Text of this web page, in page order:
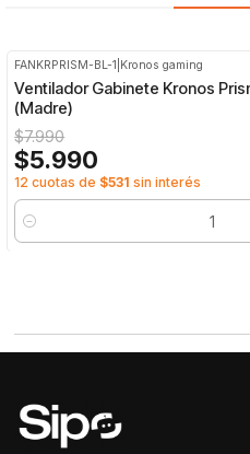
FANKRPRISM-BL-1 Kronos gaming
Ventilador Gabinete Kronos
(Madre)
$7.990
$5.990
12 cuotas de $531 sin interés
Cantidad